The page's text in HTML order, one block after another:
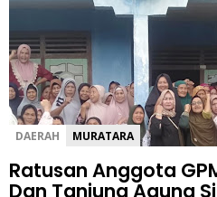
DAERAH MURATARA
Ratusan Anggota
Dan Tanjung Agung